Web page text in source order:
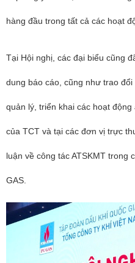
hàng đầu trong tất cả các hoạt
Tại Hội nghị, các đại biểu cũng
dung báo cáo, cũng như trao
quản lý, triển khai các hoạt
của TCT và tại các đơn vị trực
luận về công tác ATSKMT trong
GAS.